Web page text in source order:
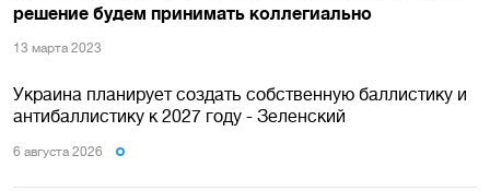
решение будем принимать коллегиально
13 марта 2023
Украина планирует создать собственную баллистику и
антибаллистику к 2027 году - Зеленский
6 августа 2026